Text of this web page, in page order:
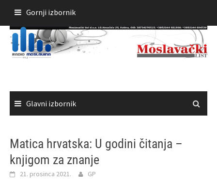
sadržaja
Gornji izbornik
Glavni izbornik
Matica hrvatska: U godini čitanja –
knjigom za znanje
21. prosinca 2021. GP